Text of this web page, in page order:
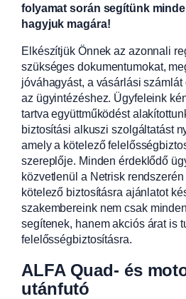
folyamat során segítünk
hagyjuk magára!
Elkészítjük Önnek az azonnali
szükséges dokumentumokat,
jóváhagyást, a vásárlási
az ügyintézéshez. Ügyfeleink
tartva együttműködést
biztosítási alkuszi szolgáltatást
amely a kötelező
szereplője. Minden érdeklődő
közvetlenül a Netrisk
kötelező biztosításra ajánlatot
szakembereink nem csak
segítenek, hanem akciós árat is
felelősségbiztosításra.
ALFA Quad- és
utánfutó